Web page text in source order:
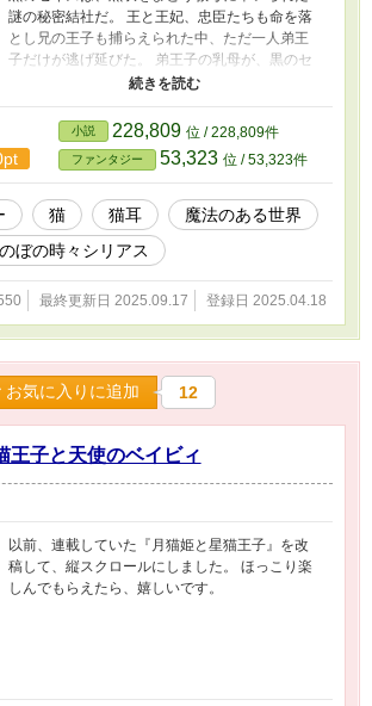
謎の秘密結社だ。 王と王妃、忠臣たちも命を落
とし兄の王子も捕らえられた中、ただ一人弟王
子だけが逃げ延びた。 弟王子の乳母が、黒のセ
イズから寝返った白のセイズの術者だったの
せ、戦火から脱出させた。王子の船が行き着い
たのはアルカンシエルの港町。猫耳の住民たち
の暮らす街だ。 しかし、ここにも黒のセイズの
力が及び始め、いつ、その手中に王子が落ちる
かわからない。 白のセイズは切り札を出す。人
間界から一人の選ばれし少年をアルカンシエル
の街に転移させ、王子の片腕とするのだ。守ら
く者へと王子を転換をさせるもの。いわば触媒
となる人間の少年をこの街に転移あるいは転生
させ——
小説 228,809 位 / 228,809件
ファンタジー 53,323 位 / 53,323件
猫 猫耳
魔法のある世界
ぼの時々シリアス
最終更新日 2025.09.17 登録日 2025.04.18
お気に入りに追加 12
王子と天使のベイビィ
以前、連載していた『月猫姫と星猫王子』を改
稿して、縦スクロールにしました。 ほっこり楽
しんでもらえたら、嬉しいです。